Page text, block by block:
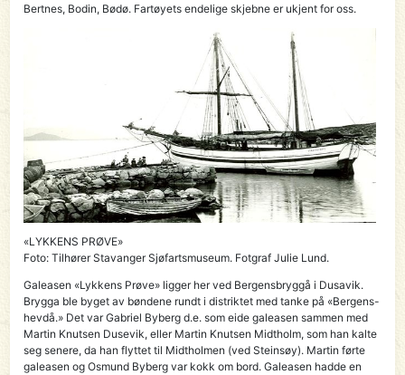
Bertnes, Bodin, Bødø. Fartøyets endelige skjebne er ukjent for oss.
«LYKKENS PRØVE»
Foto: Tilhører Stavanger Sjøfartsmuseum. Fotgraf Julie Lund.
Galeasen «Lykkens Prøve» ligger her ved Bergensbryggå i Dusavik.
Brygga ble byget av bøndene rundt i distriktet med tanke på «Bergens-
hevdå.» Det var Gabriel Byberg d.e. som eide galeasen sammen med
Martin Knutsen Dusevik, eller Martin Knutsen Midtholm, som han kalte
seg senere, da han flyttet til Midtholmen (ved Steinsøy). Martin førte
galeasen og Osmund Byberg var kokk om bord. Galeasen hadde en